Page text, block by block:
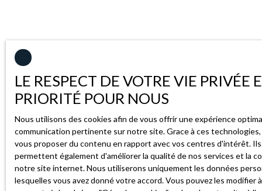
LE RESPECT DE VOTRE VIE PRIVÉE
PRIORITÉ POUR NOUS
Nous utilisons des cookies afin de vous offrir une expérience
communication pertinente sur notre site. Grace à ces
vous proposer du contenu en rapport avec vos centres d'intérêt.
permettent également d'améliorer la qualité de nos services et la
notre site internet. Nous utiliserons uniquement les données
lesquelles vous avez donné votre accord. Vous pouvez les modifier